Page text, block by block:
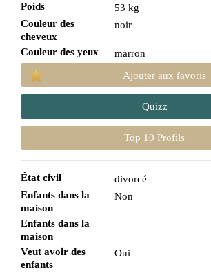
Poids
53 kg
Couleur des
cheveux
noir
Couleur des yeux
marron
Ajouter aux favoris
Quizz
Top 10 Profils
État civil
divorcé
Enfants dans la
maison
Non
Enfants dans la
maison
Veut avoir des
enfants
Oui